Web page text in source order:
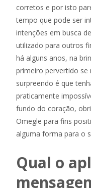
corretos e por isto
tempo que pode ser
intenções em busca
utilizado para outros
há alguns anos, na
primeiro pervertido se
surpreendo é que
praticamente
fundo do coração,
Omegle para fins
alguma forma para o
Qual o